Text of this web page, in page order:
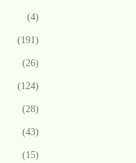
(4)
(191)
(26)
(124)
(28)
(43)
(15)